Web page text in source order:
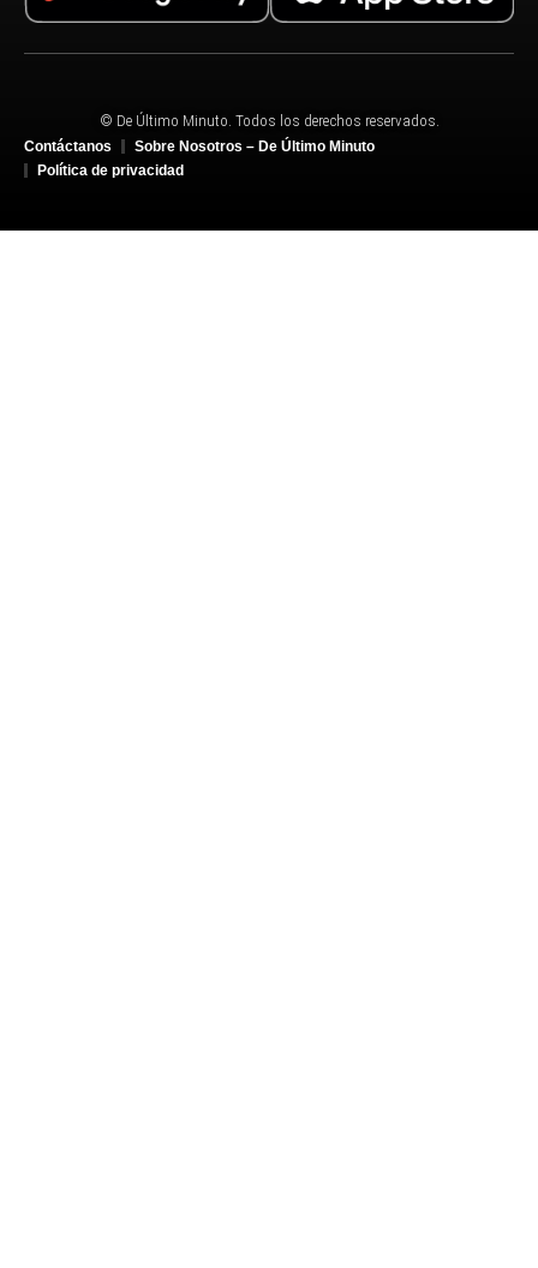
© De Último Minuto. Todos los derechos reservados.
Contáctanos
Sobre Nosotros – De Último Minuto
Política de privacidad